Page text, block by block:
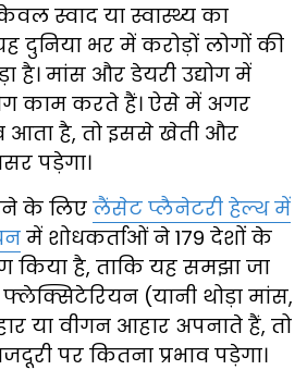
स्वाद या स्वास्थ्य का
दुनिया भर में करोड़ों लोगों की
है। मांस और डेयरी उद्योग में
काम करते हैं। ऐसे में अगर
आता है, तो इससे खेती और
पड़ेगा।
के लिए लैंसेट प्लैनेटरी हेल्थ में
में शोधकर्ताओं ने 179 देशों के
किया है, ताकि यह समझा जा
(यानी थोड़ा मांस,
या वीगन आहार अपनाते हैं, तो
पर कितना प्रभाव पड़ेगा।